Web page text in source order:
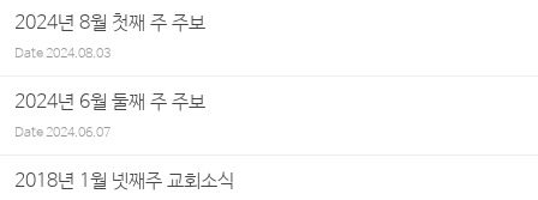
2024년 8월 첫째 주 주보
Date2024.08.03
2024년 6월 둘째 주 주보
Date2024.06.07
2018년 1월 넷째주 교회소식